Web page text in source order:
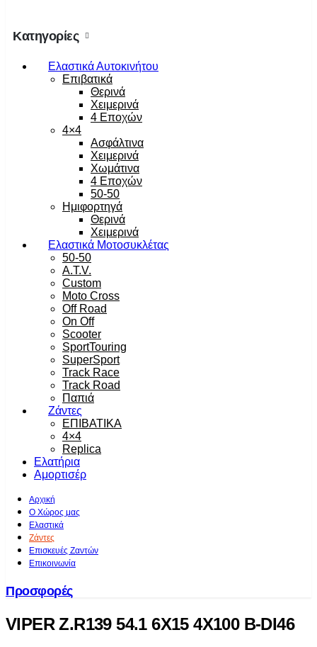
Κατηγορίες
Ελαστικά Αυτοκινήτου
Επιβατικά
Θερινά
Χειμερινά
4 Εποχών
4×4
Ασφάλτινα
Χειμερινά
Χωμάτινα
4 Εποχών
50-50
Ημιφορτηγά
Θερινά
Χειμερινά
Ελαστικά Μοτοσυκλέτας
50-50
A.T.V.
Custom
Moto Cross
Off Road
On Off
Scooter
SportTouring
SuperSport
Track Race
Track Road
Παπιά
Ζάντες
ΕΠΙΒΑΤΙΚΑ
4×4
Replica
Ελατήρια
Αμορτισέρ
Αρχική
Ο Χώρος μας
Ελαστικά
Ζάντες
Επισκευές Ζαντών
Επικοινωνία
Προσφορές
VIPER Z.R139 54.1 6X15 4X100 B-DI46